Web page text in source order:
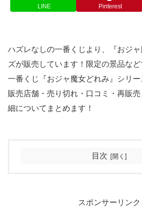
LINE Pinterest
ハズレなしの一番くじより、『おジ
ズが販売しています！限定の景品など
一番くじ『おジャ魔女どれみ』シリー
販売店舗・売り切れ・口コミ・再販
細についてまとめます！
目次
スポンサーリンク